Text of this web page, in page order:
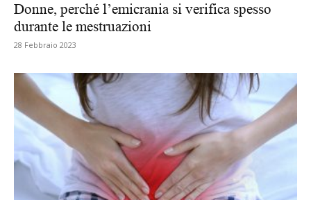
Donne, perché l’emicrania si verifica spesso
durante le mestruazioni
28 Febbraio 2023